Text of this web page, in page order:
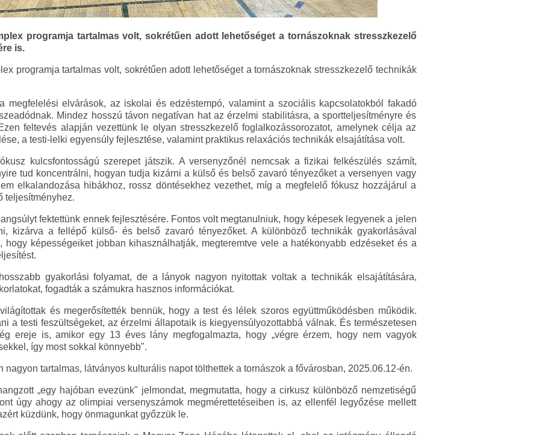
programja tartalmas volt, sokrétűen adott lehetőséget a tornászoknak stresszkezelő
is.
programja tartalmas volt, sokrétűen adott lehetőséget a tornászoknak stresszkezelő technikák
megfelelési elvárások, az iskolai és edzéstempó, valamint a szociális kapcsolatokból fakadó
Mindez hosszú távon negatívan hat az érzelmi stabilitásra, a sportteljesítményre és
feltevés alapján vezettünk le olyan stresszkezelő foglalkozássorozatot, amelynek célja az
a testi-lelki egyensúly fejlesztése, valamint praktikus relaxációs technikák elsajátítása volt.
kulcsfontosságú szerepet játszik. A versenyzőnél nemcsak a fizikai felkészülés számít,
tud koncentrálni, hogyan tudja kizárni a külső és belső zavaró tényezőket a versenyen vagy
elkalandozása hibákhoz, rossz döntésekhez vezethet, míg a megfelelő fókusz hozzájárul a
teljesítményhez.
fektettünk ennek fejlesztésére. Fontos volt megtanulniuk, hogy képesek legyenek a jelen
kizárva a fellépő külső- és belső zavaró tényezőket. A különböző technikák gyakorlásával
hogy képességeiket jobban kihasználhatják, megteremtve vele a hatékonyabb edzéseket és a
gyakorlási folyamat, de a lányok nagyon nyitottak voltak a technikák elsajátítására,
fogadták a számukra hasznos információkat.
és megerősítették bennük, hogy a test és lélek szoros együttműködésben működik.
a testi feszültségeket, az érzelmi állapotaik is kiegyensúlyozottabbá válnak. És természetesen
ereje is, amikor egy 13 éves lány megfogalmazta, hogy „végre érzem, hogy nem vagyok
így most sokkal könnyebb".
nagyon tartalmas, látványos kulturális napot tölthettek a tornászok a fővárosban, 2025.06.12-én.
„egy hajóban evezünk" jelmondat, megmutatta, hogy a cirkusz különböző nemzetiségű
úgy ahogy az olimpiai versenyszámok megmérettetéseiben is, az ellenfél legyőzése mellett
küzdünk, hogy önmagunkat győzzük le.